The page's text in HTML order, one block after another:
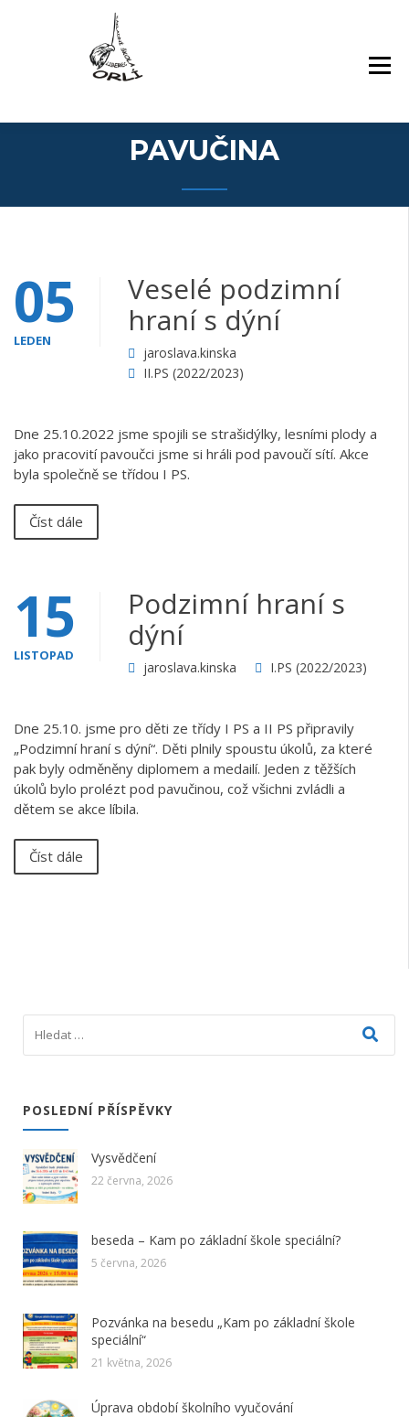
PAVUČINA
05
LEDEN
Veselé podzimní
hraní s dýní
jaroslava.kinska
II.PS (2022/2023)
Dne 25.10.2022 jsme spojili se strašidýlky, lesními plody a
jako pracovití pavoučci jsme si hráli pod pavoučí sítí. Akce
byla společně se třídou I PS.
Číst dále
15
LISTOPAD
Podzimní hraní s
dýní
jaroslava.kinska I.PS (2022/2023)
Dne 25.10. jsme pro děti ze třídy I PS a II PS připravily
„Podzimní hraní s dýní“. Děti plnily spoustu úkolů, za které
pak byly odměněny diplomem a medailí. Jeden z těžších
úkolů bylo prolézt pod pavučinou, což všichni zvládli a
dětem se akce líbila.
Číst dále
POSLEDNÍ PŘÍSPĚVKY
Vysvědčení
22 června, 2026
beseda – Kam po základní škole speciální?
5 června, 2026
Pozvánka na besedu „Kam po základní škole
speciální“
21 května, 2026
Úprava období školního vyučování